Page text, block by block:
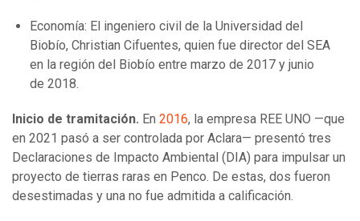
Economía: El ingeniero civil de la Universidad del
Biobío, Christian Cifuentes, quien fue director del SEA
en la región del Biobío entre marzo de 2017 y junio
de 2018.
Inicio de tramitación. En 2016, la empresa REE UNO —que
en 2021 pasó a ser controlada por Aclara— presentó tres
Declaraciones de Impacto Ambiental (DIA) para impulsar un
proyecto de tierras raras en Penco. De estas, dos fueron
desestimadas y una no fue admitida a calificación.